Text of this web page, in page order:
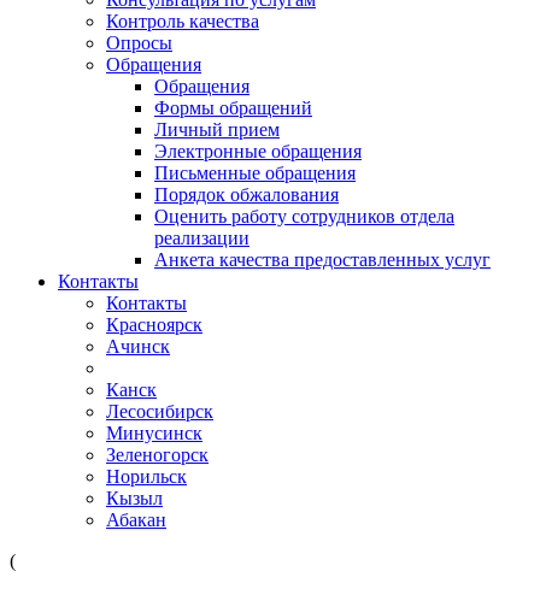
Контроль качества
Опросы
Обращения
Обращения
Формы обращений
Личный прием
Электронные обращения
Письменные обращения
Порядок обжалования
Оценить работу сотрудников отдела
реализации
Анкета качества предоставленных услуг
Контакты
Контакты
Красноярск
Ачинск
Канск
Лесосибирск
Минусинск
Зеленогорск
Норильск
Кызыл
Абакан
(